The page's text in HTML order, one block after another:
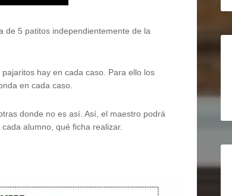
de 5 patitos independientemente de la
hay en cada caso. Para ello los
en cada caso.
donde no es así. Así, el maestro podrá
alumno, qué ficha realizar.